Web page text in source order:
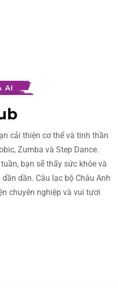
AI
cải thiện cơ thể và tinh thần
Zumba và Step Dance.
bạn sẽ thấy sức khỏe và
dần. Câu lạc bộ Châu Anh
chuyên nghiệp và vui tươi